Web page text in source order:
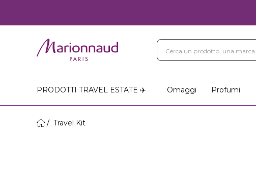
PRODOTTI TRAVEL ESTATE ✈️ Omaggi Profumi
Travel Kit